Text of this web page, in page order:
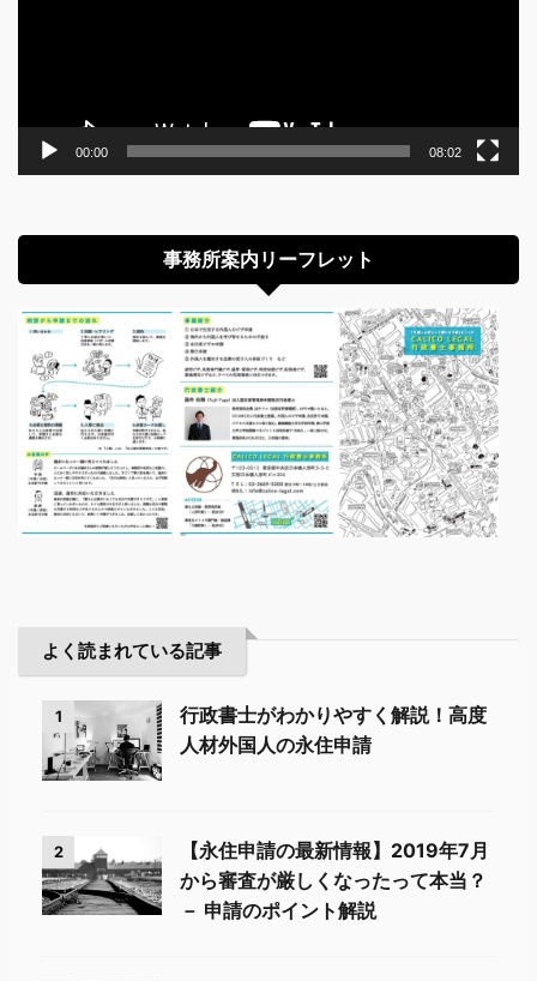
00:00 08:02
事務所案内リーフレット
よく読まれている記事
1
行政書士がわかりやすく解説！高度
人材外国人の永住申請
2
【永住申請の最新情報】2019年7月
から審査が厳しくなったって本当？
－ 申請のポイント解説